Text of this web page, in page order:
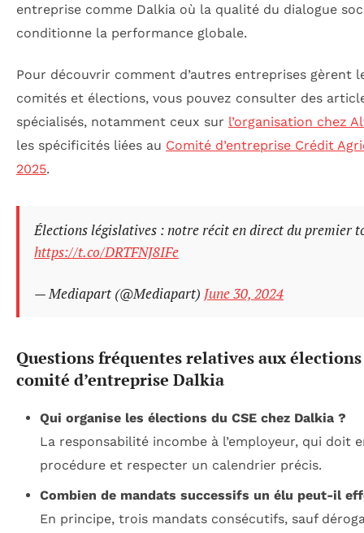
entreprise comme Dalkia où la qualité du dialogue
conditionne la performance globale.
Pour découvrir comment d’autres entreprises gèrent
comités et élections, vous pouvez consulter des
spécialisés, notamment ceux sur l’organisation chez
les spécificités liées au Comité d’entreprise Crédit
2025.
Élections législatives : notre récit en direct du premier
https://t.co/DRTFNJ8IFe
— Mediapart (@Mediapart) June 30, 2024
Questions fréquentes relatives aux
comité d’entreprise Dalkia
Qui organise les élections du CSE chez Dalkia ?
La responsabilité incombe à l’employeur, qui doit
procédure et respecter un calendrier précis.
Combien de mandats successifs un élu peut-il
En principe, trois mandats consécutifs, sauf